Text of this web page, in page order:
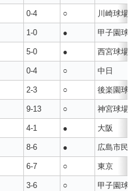
0-4 ○ 川崎球場
1-0 ● 甲子園球場
5-0 ● 西宮球場
0-4 ○ 中日
2-3 ○ 後楽園球場
9-13 ○ 神宮球場
4-1 ● 大阪
8-6 ● 広島市民
6-7 ○ 東京
3-6 ○ 甲子園球場